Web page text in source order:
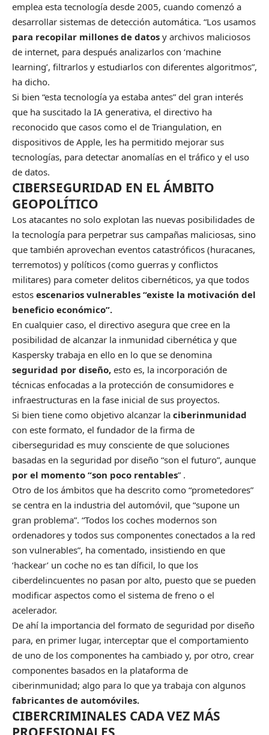
emplea esta tecnología desde 2005, cuando comenzó a
desarrollar sistemas de detección automática. “Los usamos
para recopilar millones de datos y archivos maliciosos
de internet, para después analizarlos con ‘machine
learning’, filtrarlos y estudiarlos con diferentes algoritmos”,
ha dicho.
Si bien “esta tecnología ya estaba antes” del gran interés
que ha suscitado la IA generativa, el directivo ha
reconocido que casos como el de Triangulation, en
dispositivos de Apple, les ha permitido mejorar sus
tecnologías, para detectar anomalías en el tráfico y el uso
de datos.
CIBERSEGURIDAD EN EL ÁMBITO
GEOPOLÍTICO
Los atacantes no solo explotan las nuevas posibilidades de
la tecnología para perpetrar sus campañas maliciosas, sino
que también aprovechan eventos catastróficos (huracanes,
terremotos) y políticos (como guerras y conflictos
militares) para cometer delitos cibernéticos, ya que todos
estos escenarios vulnerables “existe la motivación del
beneficio económico”.
En cualquier caso, el directivo asegura que cree en la
posibilidad de alcanzar la inmunidad cibernética y que
Kaspersky trabaja en ello en lo que se denomina
seguridad por diseño, esto es, la incorporación de
técnicas enfocadas a la protección de consumidores e
infraestructuras en la fase inicial de sus proyectos.
Si bien tiene como objetivo alcanzar la ciberinmunidad
con este formato, el fundador de la firma de
ciberseguridad es muy consciente de que soluciones
basadas en la seguridad por diseño “son el futuro”, aunque
por el momento “son poco rentables” .
Otro de los ámbitos que ha descrito como “prometedores”
se centra en la industria del automóvil, que “supone un
gran problema”. “Todos los coches modernos son
ordenadores y todos sus componentes conectados a la red
son vulnerables”, ha comentado, insistiendo en que
‘hackear’ un coche no es tan díficil, lo que los
ciberdelincuentes no pasan por alto, puesto que se pueden
modificar aspectos como el sistema de freno o el
acelerador.
De ahí la importancia del formato de seguridad por diseño
para, en primer lugar, interceptar que el comportamiento
de uno de los componentes ha cambiado y, por otro, crear
componentes basados en la plataforma de
ciberinmunidad; algo para lo que ya trabaja con algunos
fabricantes de automóviles.
CIBERCRIMINALES CADA VEZ MÁS